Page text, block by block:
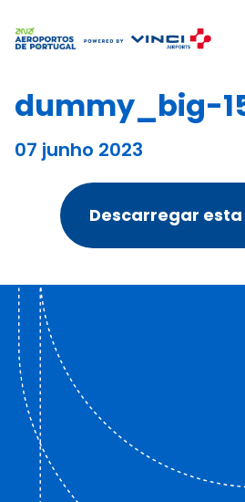
dummy_big-
07 junho 2023
Descarregar